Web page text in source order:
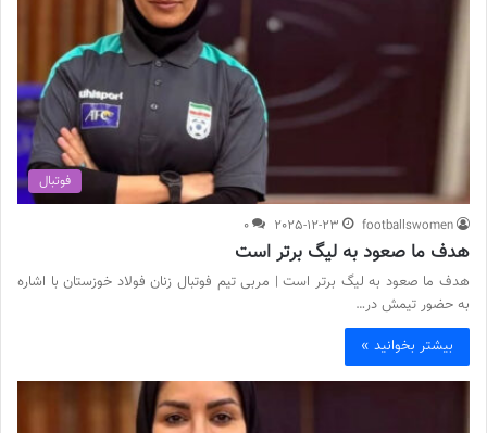
فوتبال
footballswomen
2025-12-23
0
هدف ما صعود به لیگ برتر است
هدف ما صعود به لیگ برتر است | مربی تیم فوتبال زنان فولاد خوزستان با اشاره
به حضور تیمش در…
بیشتر بخوانید »